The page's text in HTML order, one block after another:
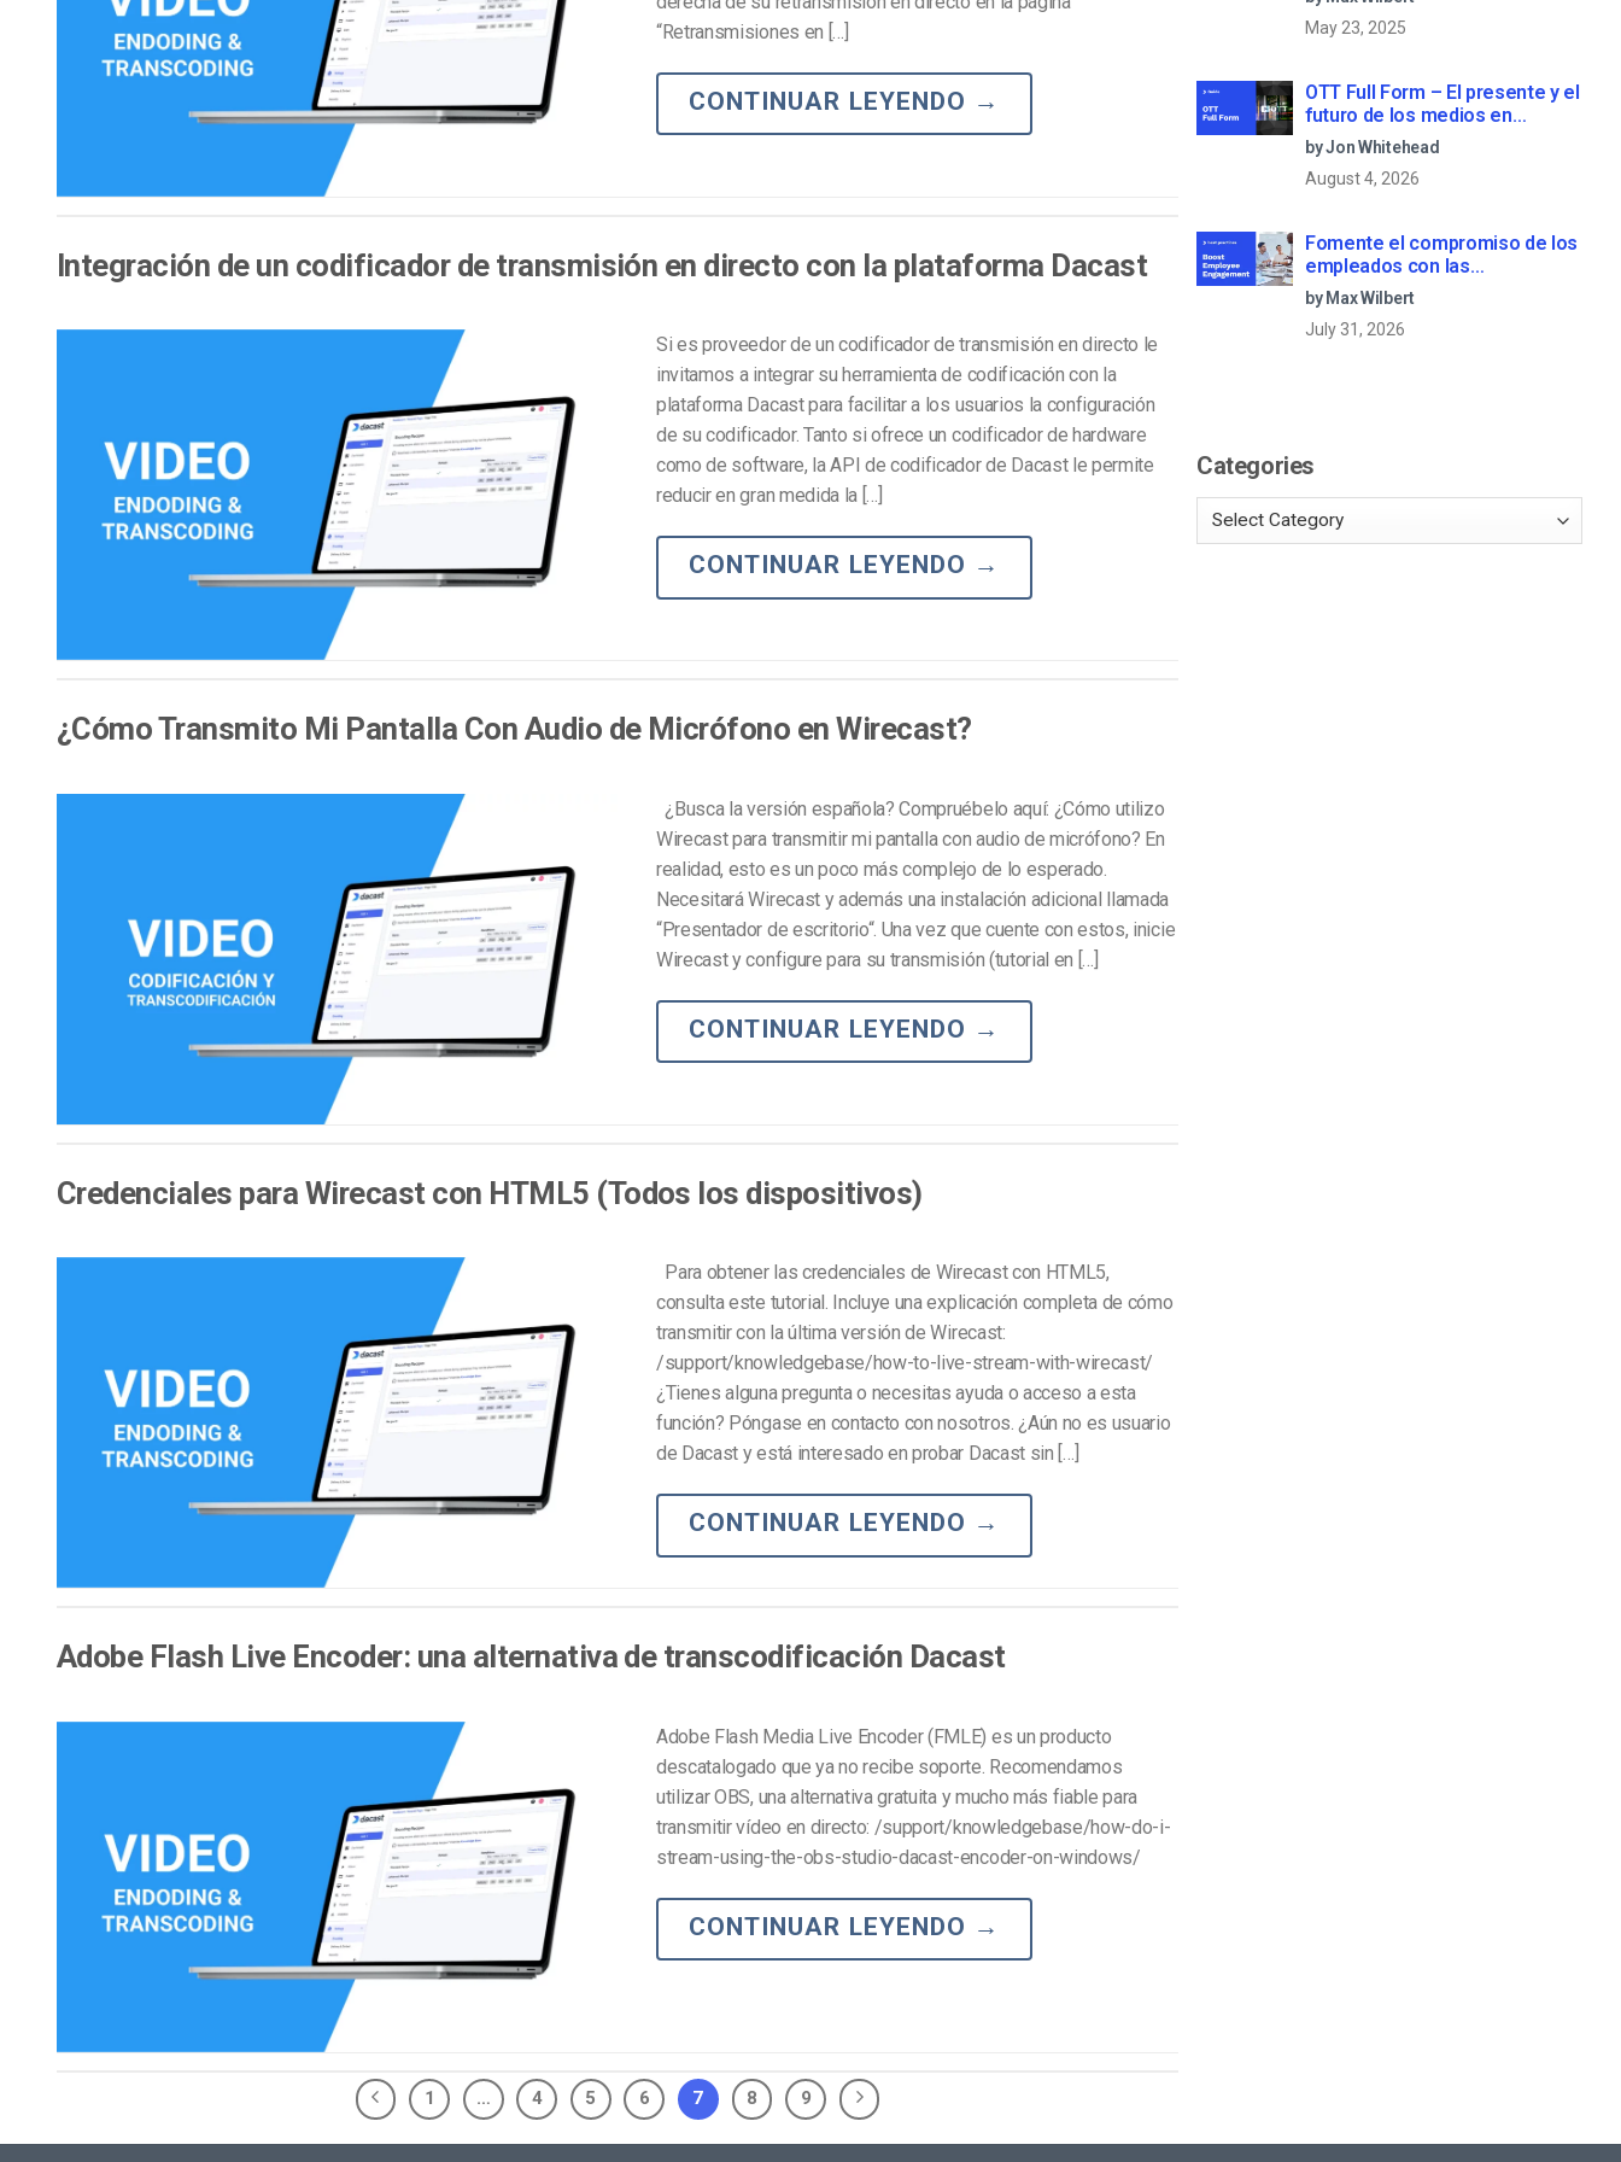
Privacidad y Seguridad
Marketing de Video
Aprendizaje en Línea
Emisoras de Radio y Televisión
“Retransmisiones en […]
CONTINUAR LEYENDO →
Integración de un codificador de transmisión en directo con la plataforma Dacast
Si es proveedor de un codificador de transmisión en directo le
invitamos a integrar su herramienta de codificación con la
plataforma Dacast para facilitar a los usuarios la configuración
de su codificador. Tanto si ofrece un codificador de hardware
como de software, la API de codificador de Dacast le permite
reducir en gran medida la […]
CONTINUAR LEYENDO →
¿Cómo Transmito Mi Pantalla Con Audio de Micrófono en Wirecast?
¿Busca la versión española? Compruébelo aquí: ¿Cómo utilizo
Wirecast para transmitir mi pantalla con audio de micrófono? En
realidad, esto es un poco más complejo de lo esperado.
Necesitará Wirecast y además una instalación adicional llamada
“Presentador de escritorio“. Una vez que cuente con estos, inicie
Wirecast y configure para su transmisión (tutorial en […]
CONTINUAR LEYENDO →
Credenciales para Wirecast con HTML5 (Todos los dispositivos)
Para obtener las credenciales de Wirecast con HTML5,
consulta este tutorial. Incluye una explicación completa de cómo
transmitir con la última versión de Wirecast:
/support/knowledgebase/how-to-live-stream-with-wirecast/
¿Tienes alguna pregunta o necesitas ayuda o acceso a esta
función? Póngase en contacto con nosotros. ¿Aún no es usuario
de Dacast y está interesado en probar Dacast sin […]
CONTINUAR LEYENDO →
Adobe Flash Live Encoder: una alternativa de transcodificación Dacast
Adobe Flash Media Live Encoder (FMLE) es un producto
descatalogado que ya no recibe soporte. Recomendamos
utilizar OBS, una alternativa gratuita y mucho más fiable para
transmitir vídeo en directo: /support/knowledgebase/how-do-i-
stream-using-the-obs-studio-dacast-encoder-on-windows/
CONTINUAR LEYENDO →
1 … 4 5 6 7 8 9
May 23, 2025
OTT Full Form – El presente y el
futuro de los medios en
streaming
by Jon Whitehead
August 4, 2026
Fomente el compromiso de los
empleados con las
comunicaciones corporativas
en directo
by Max Wilbert
July 31, 2026
Categories